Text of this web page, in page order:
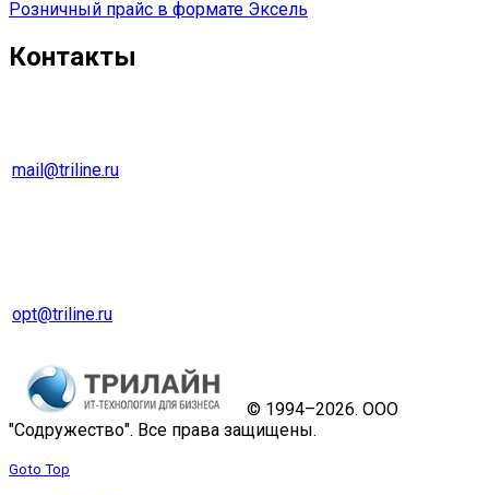
Розничный прайс в формате Эксель
Контакты
mail@triline.ru
opt@triline.ru
© 1994–2026. ООО
"Содружество". Все права защищены.
Goto Top